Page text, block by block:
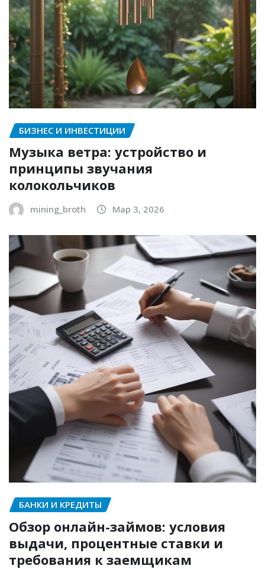
БИЗНЕС И ИНВЕСТИЦИИ
Музыка ветра: устройство и
принципы звучания
колокольчиков
mining_broth Мар 3, 2026
БАНКИ И КРЕДИТЫ
Обзор онлайн-займов: условия
выдачи, процентные ставки и
требования к заемщикам